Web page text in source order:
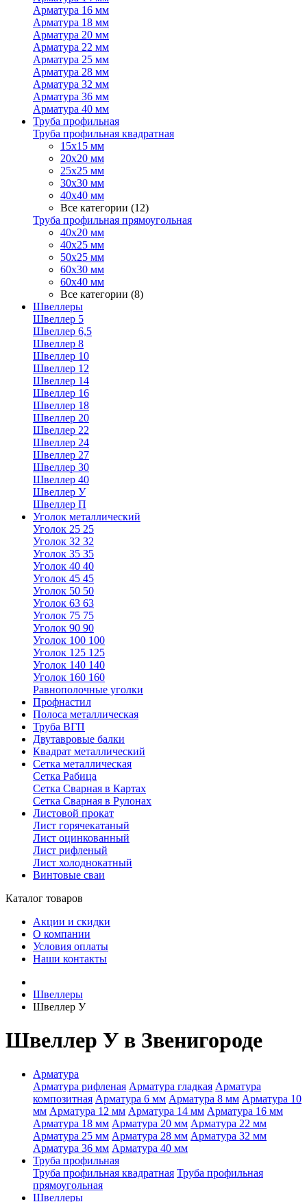
Арматура 16 мм
Арматура 18 мм
Арматура 20 мм
Арматура 22 мм
Арматура 25 мм
Арматура 28 мм
Арматура 32 мм
Арматура 36 мм
Арматура 40 мм
Труба профильная
Труба профильная квадратная
15х15 мм
20х20 мм
25х25 мм
30х30 мм
40х40 мм
Все категории (12)
Труба профильная прямоугольная
40х20 мм
40х25 мм
50х25 мм
60х30 мм
60х40 мм
Все категории (8)
Швеллеры
Швеллер 5
Швеллер 6,5
Швеллер 8
Швеллер 10
Швеллер 12
Швеллер 14
Швеллер 16
Швеллер 18
Швеллер 20
Швеллер 22
Швеллер 24
Швеллер 27
Швеллер 30
Швеллер 40
Швеллер У
Швеллер П
Уголок металлический
Уголок 25 25
Уголок 32 32
Уголок 35 35
Уголок 40 40
Уголок 45 45
Уголок 50 50
Уголок 63 63
Уголок 75 75
Уголок 90 90
Уголок 100 100
Уголок 125 125
Уголок 140 140
Уголок 160 160
Равнополочные уголки
Профнастил
Полоса металлическая
Труба ВГП
Двутавровые балки
Квадрат металлический
Сетка металлическая
Сетка Рабица
Сетка Сварная в Картах
Сетка Сварная в Рулонах
Листовой прокат
Лист горячекатаный
Лист оцинкованный
Лист рифленый
Лист холоднокатный
Винтовые сваи
Каталог товаров
Акции и скидки
О компании
Условия оплаты
Наши контакты
Швеллеры
Швеллер У
Швеллер У в Звенигороде
Арматура
Арматура рифленая Арматура гладкая Арматура
композитная Арматура 6 мм Арматура 8 мм Арматура 10
мм Арматура 12 мм Арматура 14 мм Арматура 16 мм
Арматура 18 мм Арматура 20 мм Арматура 22 мм
Арматура 25 мм Арматура 28 мм Арматура 32 мм
Арматура 36 мм Арматура 40 мм
Труба профильная
Труба профильная квадратная Труба профильная
прямоугольная
Швеллеры